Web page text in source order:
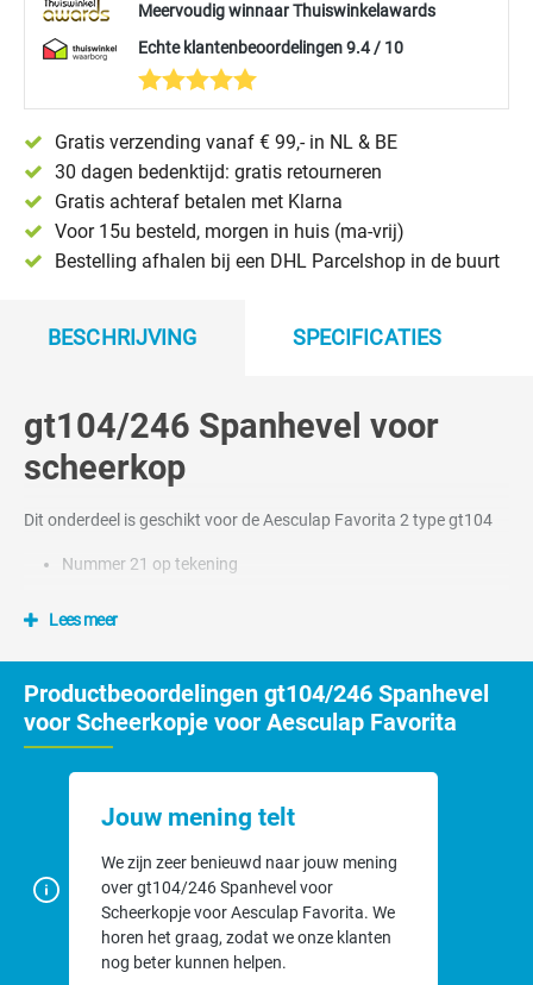
Meervoudig winnaar Thuiswinkelawards
Echte klantenbeoordelingen 9.4 / 10
Gratis verzending vanaf € 99,- in NL & BE
30 dagen bedenktijd: gratis retourneren
Gratis achteraf betalen met Klarna
Voor 15u besteld, morgen in huis (ma-vrij)
Bestelling afhalen bij een DHL Parcelshop in de buurt
BESCHRIJVING SPECIFICATIES
gt104/246 Spanhevel voor
scheerkop
Dit onderdeel is geschikt voor de Aesculap Favorita 2 type gt104
Nummer 21 op tekening
Lees meer
Productbeoordelingen gt104/246 Spanhevel
voor Scheerkopje voor Aesculap Favorita
Jouw mening telt
We zijn zeer benieuwd naar jouw mening
over gt104/246 Spanhevel voor
Scheerkopje voor Aesculap Favorita. We
horen het graag, zodat we onze klanten
nog beter kunnen helpen.